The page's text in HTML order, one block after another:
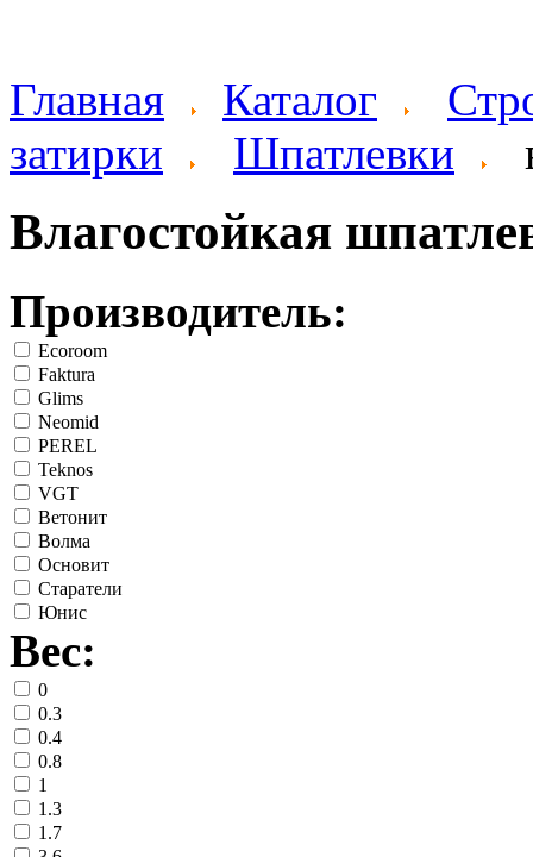
Главная Каталог
затирки
Шпатлевки
Влагостойкая
Производитель:
Ecoroom
Faktura
Glims
Neomid
PEREL
Teknos
VGT
Ветонит
Волма
Основит
Старатели
Юнис
Вес:
0
0.3
0.4
0.8
1
1.3
1.7